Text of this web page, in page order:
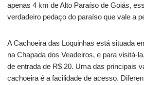
apenas 4 km de Alto Paraíso de Goiás,
verdadeiro pedaço do paraíso que vale a
A Cachoeira das Loquinhas está situada
na Chapada dos Veadeiros, e para visitá-
de entrada de R$ 20. Uma das principais
cachoeira é a facilidade de acesso.